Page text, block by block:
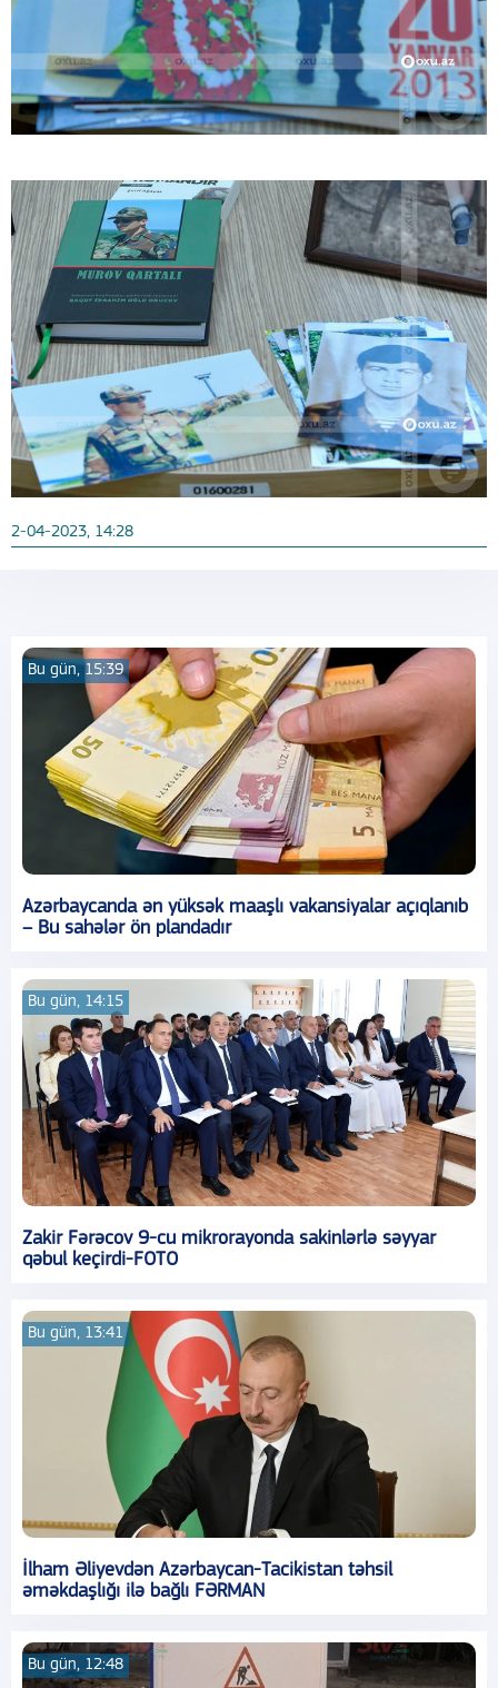
2-04-2023, 14:28
Bu gün, 15:39
Azərbaycanda ən yüksək maaşlı vakansiyalar açıqlanıb
– Bu sahələr ön plandadır
Bu gün, 14:15
Zakir Fərəcov 9-cu mikrorayonda sakinlərlə səyyar
qəbul keçirdi-FOTO
Bu gün, 13:41
İlham Əliyevdən Azərbaycan-Tacikistan təhsil
əməkdaşlığı ilə bağlı FƏRMAN
Bu gün, 12:48